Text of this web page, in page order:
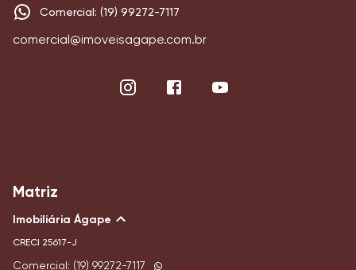
Comercial: (19) 99272-7117
comercial@imoveisagape.com.br
Matriz
Imobiliária Ágape
CRECI 25617-J
Comercial: (19) 99272-7117